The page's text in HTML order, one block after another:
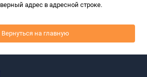
адрес в адресной строке.
Вернуться на главную